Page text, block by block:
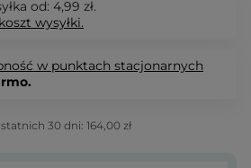
od: 4,99 zł.
wysyłki.
w punktach stacjonarnych
30 dni: 164,00 zł